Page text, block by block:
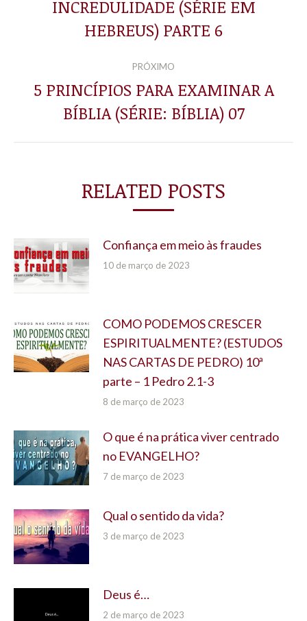
Post
anterior:
INCREDULIDADE (SÉRIE EM
HEBREUS) PARTE 6
PRÓXIMO
Próximo
post:
5 PRINCÍPIOS PARA EXAMINAR A
BÍBLIA (SÉRIE: BÍBLIA) 07
RELATED POSTS
Confiança em meio às fraudes
10 de março de 2023
COMO PODEMOS CRESCER
ESPIRITUALMENTE? (ESTUDOS
NAS CARTAS DE PEDRO) 10ª
parte – 1 Pedro 2.1-3
8 de março de 2023
O que é na prática viver centrado
no EVANGELHO?
7 de março de 2023
Qual o sentido da vida?
3 de março de 2023
Deus é…
2 de março de 2023